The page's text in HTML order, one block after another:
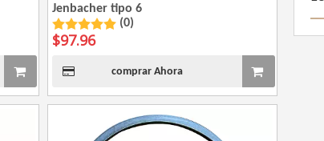
Jenbacher tipo 6
(0)
$97.96
comprar Ahora